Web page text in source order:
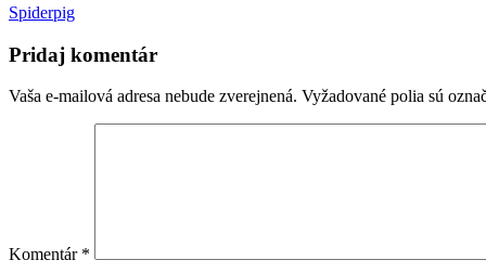
Navigácia
v
článku
Spiderpig
Pridaj komentár
Vaša e-mailová adresa nebude zverejnená. Vyžadované polia sú
Komentár *